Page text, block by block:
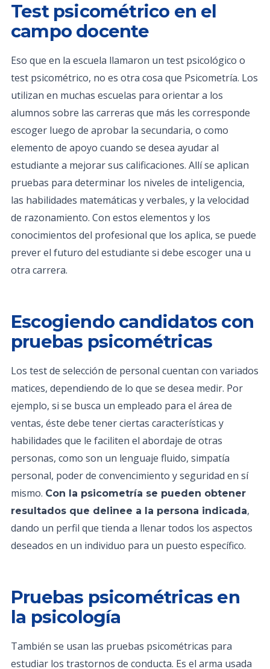
Test psicométrico en el
campo docente
Eso que en la escuela llamaron un test psicológico o
test psicométrico, no es otra cosa que Psicometría. Los
utilizan en muchas escuelas para orientar a los
alumnos sobre las carreras que más les corresponde
escoger luego de aprobar la secundaria, o como
elemento de apoyo cuando se desea ayudar al
estudiante a mejorar sus calificaciones. Allí se aplican
pruebas para determinar los niveles de inteligencia,
las habilidades matemáticas y verbales, y la velocidad
de razonamiento. Con estos elementos y los
conocimientos del profesional que los aplica, se puede
prever el futuro del estudiante si debe escoger una u
otra carrera.
Escogiendo candidatos con
pruebas psicométricas
Los test de selección de personal cuentan con variados
matices, dependiendo de lo que se desea medir. Por
ejemplo, si se busca un empleado para el área de
ventas, éste debe tener ciertas características y
habilidades que le faciliten el abordaje de otras
personas, como son un lenguaje fluido, simpatía
personal, poder de convencimiento y seguridad en sí
mismo. Con la psicometría se pueden obtener
resultados que delinee a la persona indicada,
dando un perfil que tienda a llenar todos los aspectos
deseados en un individuo para un puesto específico.
Pruebas psicométricas en
la psicología
También se usan las pruebas psicométricas para
estudiar los trastornos de conducta. Es el arma usada